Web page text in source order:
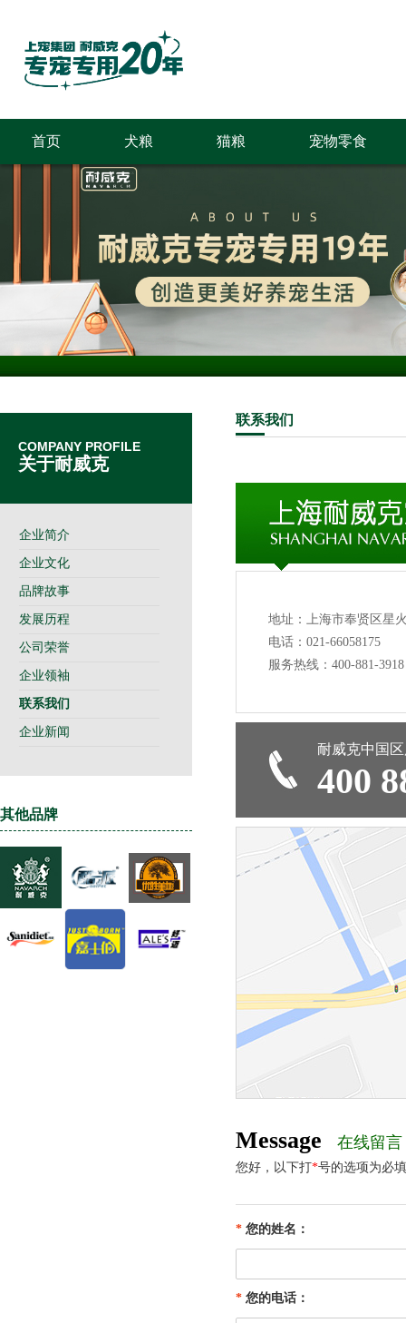
首页 犬粮 猫粮 宠物零食
COMPANY PROFILE
关于耐威克
企业简介
企业文化
品牌故事
发展历程
公司荣誉
企业领袖
联系我们
企业新闻
其他品牌
联系我们
地址：上海市奉贤区星
电话：021-66058175
服务热线：400-881-3918
耐威克中国
400
Message 在线留言
您好，以下打*号的选项为必
* 您的姓名：
* 您的电话：